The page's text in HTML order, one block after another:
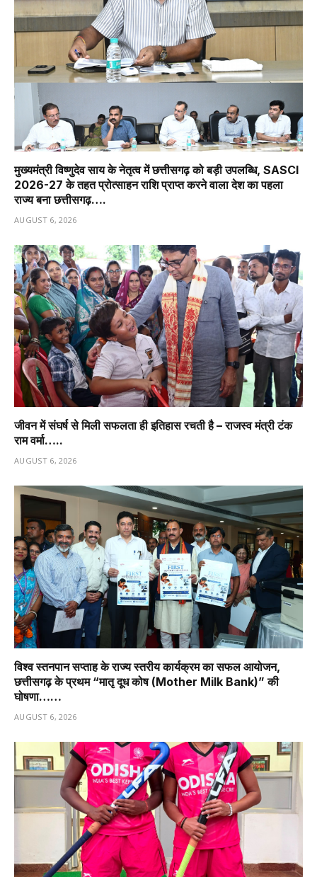
मुख्यमंत्री विष्णुदेव साय के नेतृत्व में छत्तीसगढ़ को बड़ी उपलब्धि, SASCI
2026-27 के तहत प्रोत्साहन राशि प्राप्त करने वाला देश का पहला
राज्य बना छत्तीसगढ़….
AUGUST 6, 2026
जीवन में संघर्ष से मिली सफलता ही इतिहास रचती है – राजस्व मंत्री टंक
राम वर्मा…..
AUGUST 6, 2026
विश्व स्तनपान सप्ताह के राज्य स्तरीय कार्यक्रम का सफल आयोजन,
छत्तीसगढ़ के प्रथम “मातृ दूध कोष (Mother Milk Bank)” की
घोषणा……
AUGUST 6, 2026